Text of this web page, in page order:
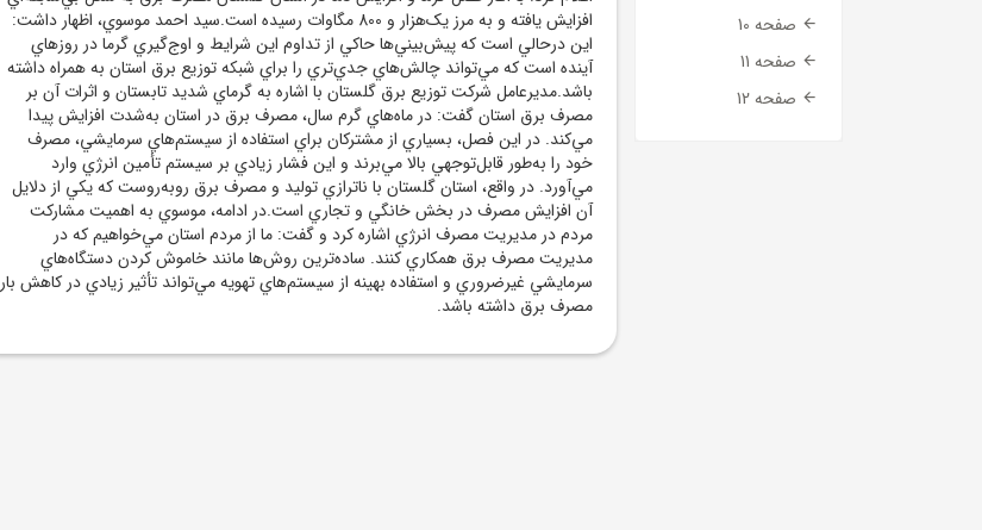
صفحه 10
صفحه 11
صفحه 12
افزايش يافته و به مرز يک‌هزار و 800 مگاوات رسيده است.سيد احمد موسوي، اظهار داشت:
اين درحالي است که پيش‌بيني‌ها حاکي از تداوم اين شرايط و اوج‌گيري گرما در روزهاي
آينده است که مي‌تواند چالش‌هاي جدي‌تري را براي شبکه توزيع برق استان به همراه داشته
باشد.مديرعامل شرکت توزيع برق گلستان با اشاره به گرماي شديد تابستان و اثرات آن بر
مصرف برق استان گفت: در ماه‌هاي گرم سال، مصرف برق در استان به‌شدت افزايش پيدا
مي‌کند. در اين فصل، بسياري از مشترکان براي استفاده از سيستم‌هاي سرمايشي، مصرف
خود را به‌طور قابل‌توجهي بالا مي‌برند و اين فشار زيادي بر سيستم تأمين انرژي وارد
مي‌آورد. در واقع، استان گلستان با ناترازي توليد و مصرف برق روبه‌روست که يکي از دلايل
آن افزايش مصرف در بخش خانگي و تجاري است.در ادامه، موسوي به اهميت مشارکت
مردم در مديريت مصرف انرژي اشاره کرد و گفت: ما از مردم استان مي‌خواهيم که در
مديريت مصرف برق همکاري کنند. ساده‌ترين روش‌ها مانند خاموش کردن دستگاه‌هاي
سرمايشي غيرضروري و استفاده بهينه از سيستم‌هاي تهويه مي‌تواند تأثير زيادي در کاهش بار
مصرف برق داشته باشد.